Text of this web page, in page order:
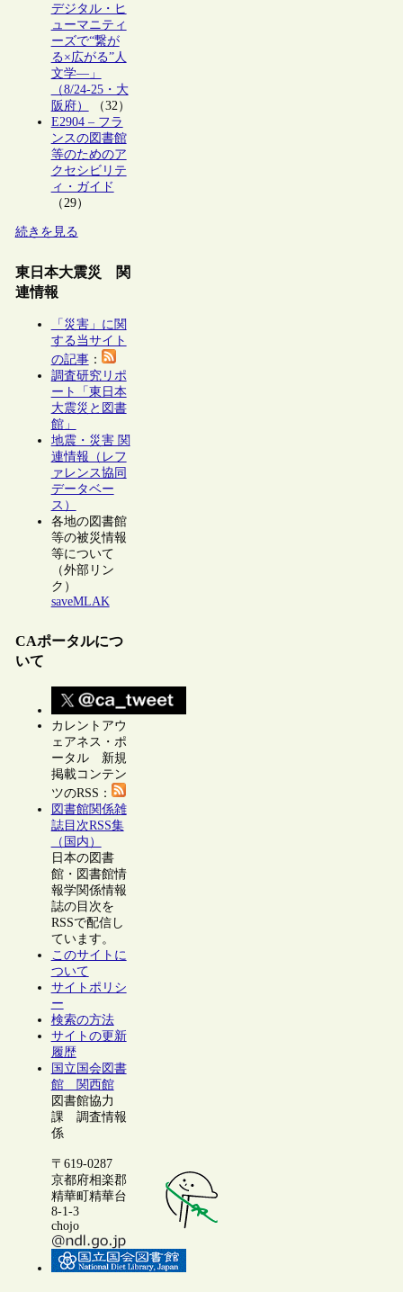
デジタル・ヒ
ューマニティ
ーズで“繋が
る×広がる”人
文学―」
（8/24-25・大
阪府）
（32）
E2904 – フラ
ンスの図書館
等のためのア
クセシビリテ
ィ・ガイド
（29）
続きを見る
東日本大震災 関
連情報
「災害」に関
する当サイト
の記事：
調査研究リポ
ート「東日本
大震災と図書
館」
地震・災害 関
連情報（レフ
ァレンス協同
データベー
ス）
各地の図書館
等の被災情報
等について
（外部リン
ク）
saveMLAK
CAポータルにつ
いて
カレントアウ
ェアネス・ポ
ータル 新規
掲載コンテン
ツのRSS：
図書館関係雑
誌目次RSS集
（国内）
日本の図書
館・図書館情
報学関係情報
誌の目次を
RSSで配信し
ています。
このサイトに
ついて
サイトポリシ
ー
検索の方法
サイトの更新
履歴
国立国会図書
館 関西館
図書館協力
課 調査情報
係
〒619-0287
京都府相楽郡
精華町精華台
8-1-3
chojo